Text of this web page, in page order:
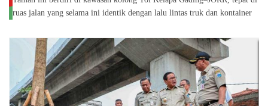
ruas jalan yang selama ini identik dengan lalu lintas truk dan kontainer